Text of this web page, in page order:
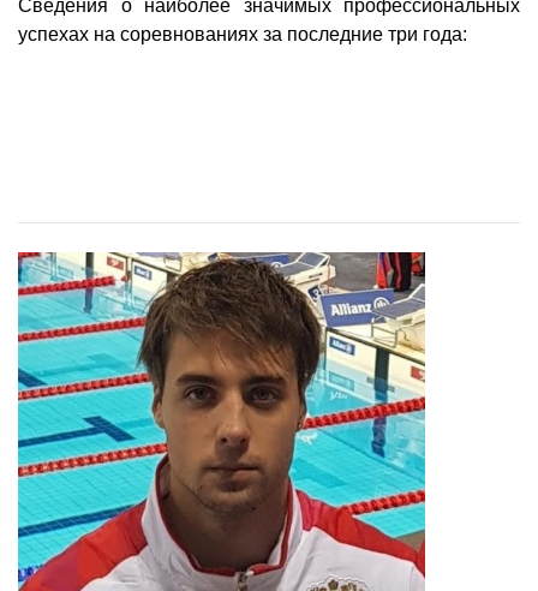
Сведения о наиболее значимых профессиональных
успехах на соревнованиях за последние три года: